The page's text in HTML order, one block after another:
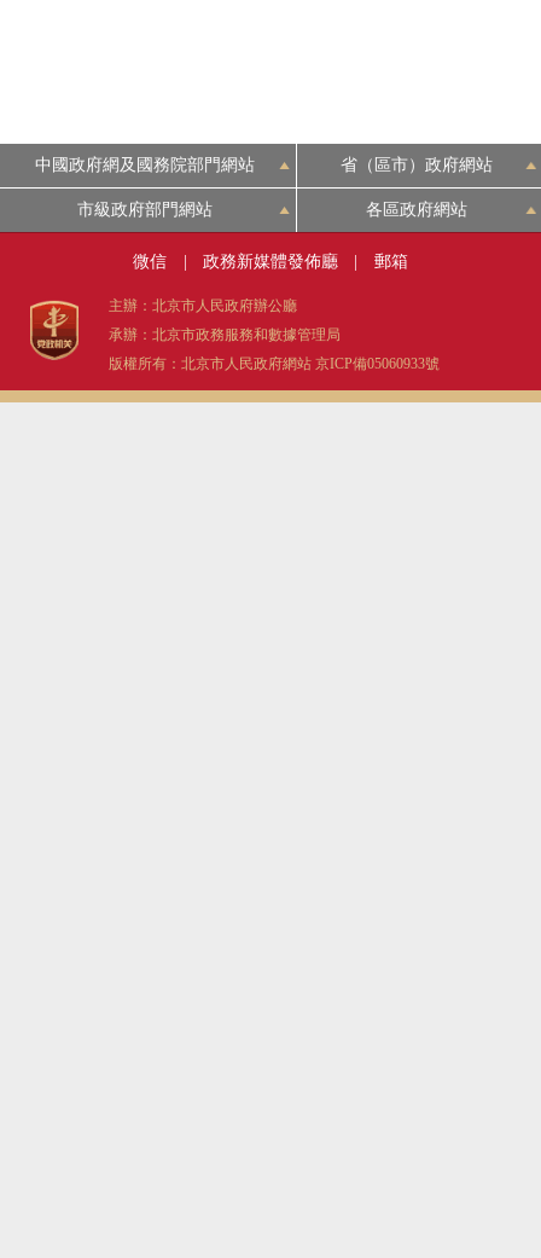
中國政府網及國務院部門網站 省（區市）政府網站
市級政府部門網站 各區政府網站
微信 | 政務新媒體發佈廳 | 郵箱
主辦：北京市人民政府辦公廳
承辦：北京市政務服務和數據管理局
版權所有：北京市人民政府網站 京ICP備05060933號